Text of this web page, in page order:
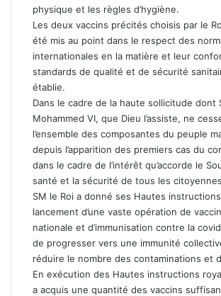
physique et les règles d’hygiène.
Les deux vaccins précités choisis par le
été mis au point dans le respect des
internationales en la matière et leur
standards de qualité et de sécurité
établie.
Dans le cadre de la haute sollicitude dont
Mohammed VI, que Dieu l’assiste, ne
l’ensemble des composantes du peuple
depuis l’apparition des premiers cas du
dans le cadre de l’intérêt qu’accorde le
santé et la sécurité de tous les
SM le Roi a donné ses Hautes
lancement d’une vaste opération de
nationale et d’immunisation contre la
de progresser vers une immunité
réduire le nombre des contaminations et
En exécution des Hautes instructions
a acquis une quantité des vaccins